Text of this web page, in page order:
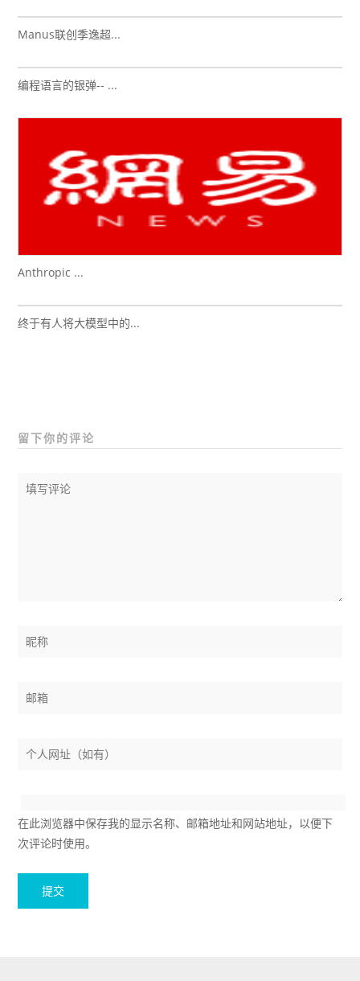
Manus联创季逸超...
编程语言的银弹-- ...
Anthropic ...
终于有人将大模型中的...
留下你的评论
在此浏览器中保存我的显示名称、邮箱地址和网站地址，以便下
次评论时使用。